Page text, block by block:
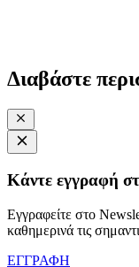
Διαβάστε
Κάντε εγγραφή
Εγγραφείτε στο
καθημερινά τις
ΕΓΓΡΑΦΗ